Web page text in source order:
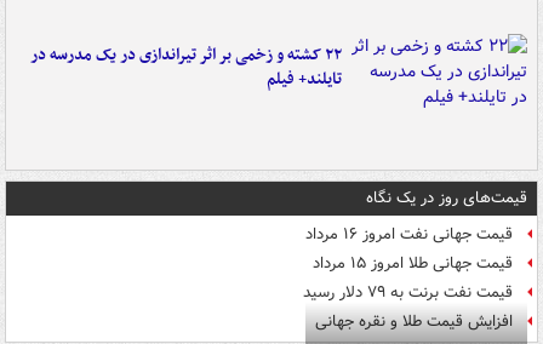
۲۲ کشته و زخمی بر اثر تیراندازی در یک مدرسه در
تایلند+ فیلم
قیمت‌های روز در یک نگاه
قیمت جهانی نفت امروز ۱۶ مرداد
قیمت جهانی طلا امروز ۱۵ مرداد
قیمت نفت برنت به ۷۹ دلار رسید
افزایش قیمت طلا و نقره جهانی